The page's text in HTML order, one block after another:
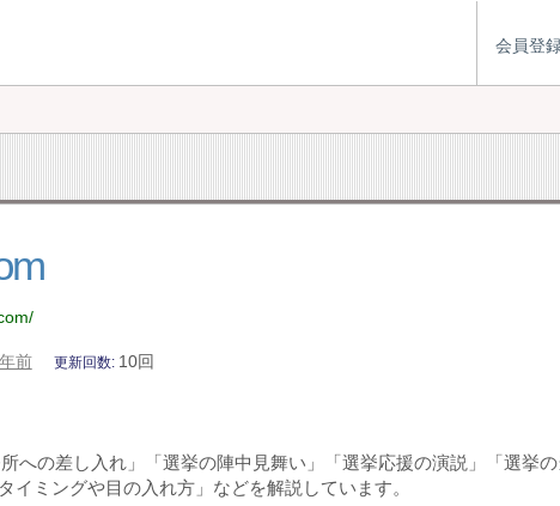
会員登
前 更新回数 10回
への差し入れ」「選挙の陣中見舞い」「選挙応援の演説」「選挙
イミングや目の入れ方」などを解説しています。